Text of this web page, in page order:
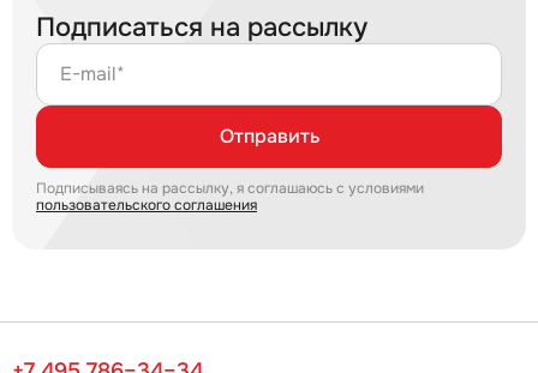
Подписаться на рассылку
E-mail*
Отправить
Подписываясь на рассылку, я соглашаюсь с условиями
пользовательского соглашения